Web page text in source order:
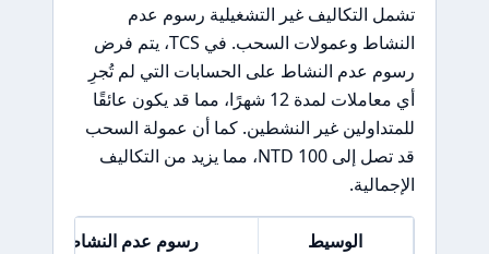
تشمل التكاليف غير التشغيلية رسوم عدم
النشاط وعمولات السحب. في TCS، يتم فرض
رسوم عدم النشاط على الحسابات التي لم تُجرِ
أي معاملات لمدة 12 شهرًا، مما قد يكون عائقًا
للمتداولين غير النشطين. كما أن عمولة السحب
قد تصل إلى 100 NTD، مما يزيد من التكاليف
الإجمالية.
الوسيط
رسوم عدم النشاط